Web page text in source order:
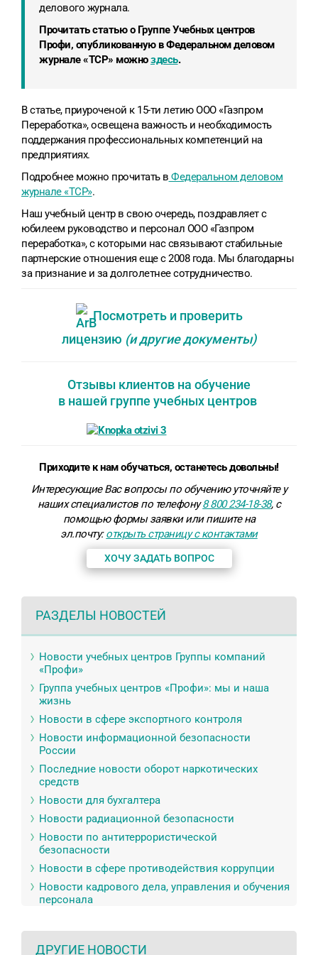
делового журнала.
Прочитать статьюо Группе Учебных центров
Профи, опубликованную в Федеральном деловом
журнале «ТСР» можноздесь.
В статье, приуроченой к 15-ти летию ООО «Газпром
Переработка», освещена важность и необходимость
поддержания профессиональных компетенций на
предприятиях.
Подробнее можно прочитать в Федеральном деловом
журнале «ТСР».
Наш учебный центр в свою очередь, поздравляет с
юбилеем руководство и персонал ООО «Газпром
переработка», с которыми нас связывают стабильные
партнерские отношения еще с 2008 года. Мы благодарны
за признание и за долголетнее сотрудничество.
Посмотреть и проверить
лицензию (и другие документы)
Отзывы клиентов на обучение
в нашей группе учебных центров
Приходите к нам обучаться, останетесь довольны!
Интересующие Вас вопросы по обучению уточняйте у
наших специалистов по телефону8 800 234-18-38, с
помощью формы заявки или пишите на
эл.почту:открыть страницу с контактами
ХОЧУ ЗАДАТЬ ВОПРОС
РАЗДЕЛЫ НОВОСТЕЙ
Новости учебных центров Группы компаний
«Профи»
Группа учебных центров «Профи»: мы и наша
жизнь
Новости в сфере экспортного контроля
Новости информационной безопасности
России
Последние новости оборот наркотических
средств
Новости для бухгалтера
Новости радиационной безопасности
Новости по антитеррористической
безопасности
Новости в сфере противодействия коррупции
Новости кадрового дела, управления и обучения
персонала
ДРУГИЕ НОВОСТИ